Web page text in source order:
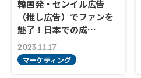
韓国発・センイル広告
（推し広告）でファンを
魅了！日本での成…
2023.11.17
マーケティング